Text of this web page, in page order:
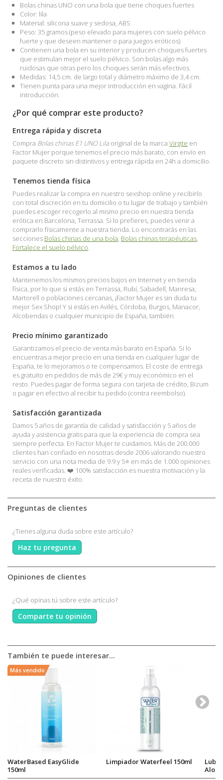
Bolas chinas UNO con una bola que tiene choques fuertes
Color: lila
Material: silicona suave y sedosa, ABS
Peso: 35 gramos (peso elevado para mujeres con suelo pélvico
fuerte y que deseen mantener o para juegos eróticos)
Contienen una bola en su interior y producen choques fuertes
que estimulan mejor el suelo pélvico. Son bolas algo más
ruidosas que otras pero los choques serán más efectivos.
Medidas: 14,5 cm. de largo total y diámetro máximo de 3,4 cm.
Tienen punta para una mejor introducción en vagina. Fácil
introducción.
¿Por qué comprar este producto?
Entrega rápida y discreta
Compra Bolas chinas E1 UNO Lila original de la marca Virgite en
Factor Mujer porque tenemos el precio más barato, con envío en
paquete discreto sin distintivos y entrega rápida en 24h a domicilio.
Tenemos tienda física
Puedes realizar la compra en nuestro sexshop online y recibirlo
con total discreción en tu domicilio o tu lugar de trabajo y también
puedes escoger recogerlo al mismo precio en nuestra tienda
erótica en Barcelona, Terrassa. Si lo prefieres, puedes venir a
comprarlo físicamente a nuestra tienda. Lo encontrarás en las
secciones Bolas chinas de una bola, Bolas chinas terapéuticas,
Fortalece el suelo pélvico.
Estamos a tu lado
Mantenemos los mismos precios bajos en Internet y en tienda
física, por lo que si estás en Terrassa, Rubí, Sabadell, Manresa,
Martorell o poblaciones cercanas, ¡Factor Mujer es sin duda tu
mejor Sex Shop! Y si estás en Avilés, Córdoba, Burgos, Manacor,
Alcobendas o cualquier municipio de España, también.
Precio mínimo garantizado
Garantizamos el precio de venta más barato en España. Si lo
encuentras a mejor precio en una tienda en cualquier lugar de
España, te lo mejoramos o te compensamos. El coste de entrega
es gratuito en pedidos de más de 29€ y muy económico en el
resto. Puedes pagar de forma segura con tarjeta de crédito, Bizum
o pagar en efectivo al recibir tu pedido (contra reembolso).
Satisfacción garantizada
Damos 5 años de garantía de calidad y satisfacción y 5 años de
ayuda y asistencia gratis para que la experiencia de compra sea
siempre perfecta. En Factor Mujer te cuidamos. Más de 200.000
clientes han confiado en nosotras desde 2006 valorando nuestro
servicio con una nota media de 9.9 y 5⭐ en más de 1.000 opiniones
reales verificadas. ❤️ 100% satisfacción es nuestra motivación y la
receta de nuestro éxito.
Preguntas de clientes
¿Tienes alguna duda sobre este artículo?
Haz tu pregunta
Opiniones de clientes
¿Qué opinas tú sobre este artículo?
Comparte tu opinión
También te puede interesar...
Más vendido
WaterBased EasyGlide
150ml
Limpiador Waterfeel 150ml
Aloe